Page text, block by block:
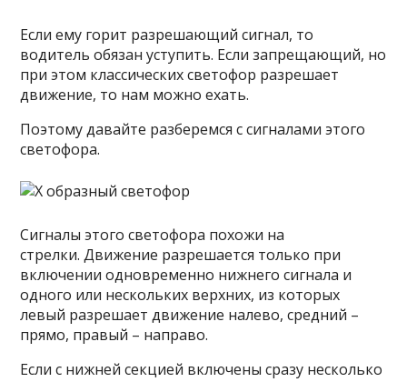
Если ему горит разрешающий сигнал, то
водитель обязан уступить. Если запрещающий, но
при этом классических светофор разрешает
движение, то нам можно ехать.
Поэтому давайте разберемся с сигналами этого
светофора.
Сигналы этого светофора похожи на
стрелки. Движение разрешается только при
включении одновременно нижнего сигнала и
одного или нескольких верхних, из которых
левый разрешает движение налево, средний –
прямо, правый – направо.
Если с нижней секцией включены сразу несколько